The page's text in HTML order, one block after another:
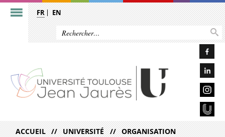
FR EN
ACCUEIL UNIVERSITÉ ORGANISATION